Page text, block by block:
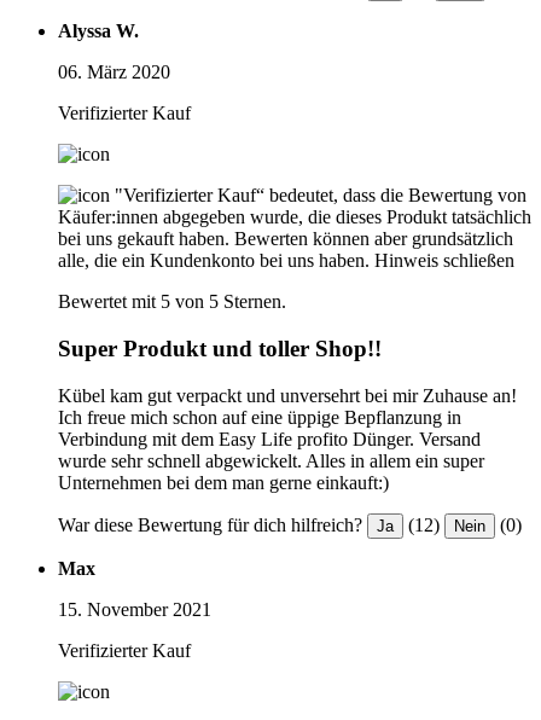
Alyssa W.
06. März 2020
Verifizierter Kauf
"Verifizierter Kauf“ bedeutet, dass die Bewertung von
Käufer:innen abgegeben wurde, die dieses Produkt tatsächlich
bei uns gekauft haben. Bewerten können aber grundsätzlich
alle, die ein Kundenkonto bei uns haben. Hinweis schließen
Bewertet mit 5 von 5 Sternen.
Super Produkt und toller Shop!!
Kübel kam gut verpackt und unversehrt bei mir Zuhause an!
Ich freue mich schon auf eine üppige Bepflanzung in
Verbindung mit dem Easy Life profito Dünger. Versand
wurde sehr schnell abgewickelt. Alles in allem ein super
Unternehmen bei dem man gerne einkauft:)
War diese Bewertung für dich hilfreich? Ja (12) Nein (0)
Max
15. November 2021
Verifizierter Kauf